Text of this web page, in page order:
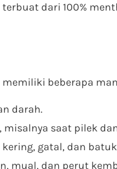
terbuat dari 100%
memiliki beberapa
darah.
misalnya saat pilek
gatal, dan
mual, dan perut